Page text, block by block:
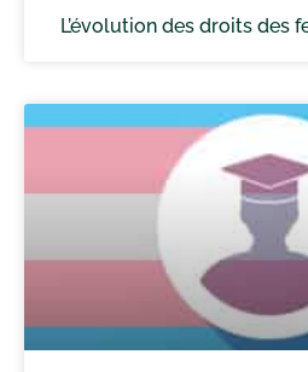
L’évolution des droits des